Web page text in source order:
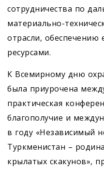
сотрудничества по
материально-
отрасли,
ресурсами.
К Всемирному дню
была приурочена
практическая
благополучие и
в году «Независимый
Туркменистан –
крылатых скакунов»,